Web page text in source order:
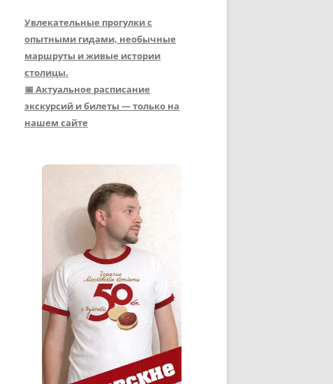
Увлекательные прогулки с
опытными гидами, необычные
маршруты и живые истории
столицы.
📅 Актуальное расписание
экскурсий и билеты — только на
нашем сайте